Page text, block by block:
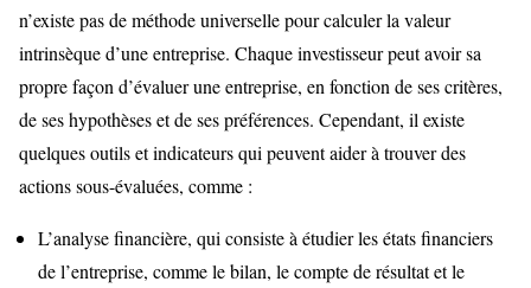
n’existe pas de méthode universelle pour calculer la valeur
intrinsèque d’une entreprise. Chaque investisseur peut avoir sa
propre façon d’évaluer une entreprise, en fonction de ses critères,
de ses hypothèses et de ses préférences. Cependant, il existe
quelques outils et indicateurs qui peuvent aider à trouver des
actions sous-évaluées, comme :
L’analyse financière, qui consiste à étudier les états financiers
de l’entreprise, comme le bilan, le compte de résultat et le